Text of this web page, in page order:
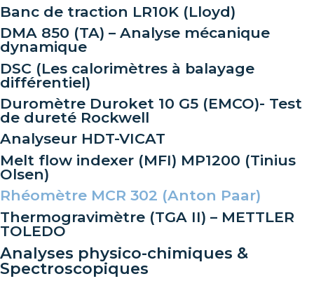
Banc de traction LR10K (Lloyd)
DMA 850 (TA) – Analyse mécanique
dynamique
DSC (Les calorimètres à balayage
différentiel)
Duromètre Duroket 10 G5 (EMCO)- Test
de dureté Rockwell
Analyseur HDT-VICAT
Melt flow indexer (MFI) MP1200 (Tinius
Olsen)
Rhéomètre MCR 302 (Anton Paar)
Thermogravimètre (TGA II) – METTLER
TOLEDO
Analyses physico-chimiques &
Spectroscopiques